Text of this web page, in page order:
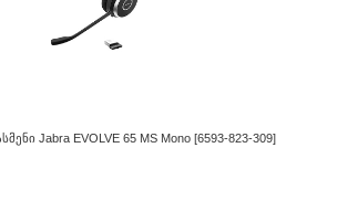
Jabra EVOLVE 65 MS Mono [6593-823-309]